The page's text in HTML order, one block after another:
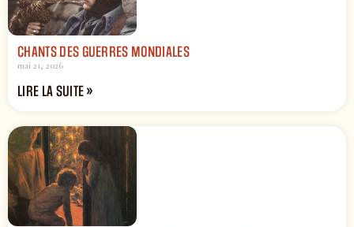
CHANTS DES GUERRES MONDIALES
mai 21, 2026
LIRE LA SUITE »